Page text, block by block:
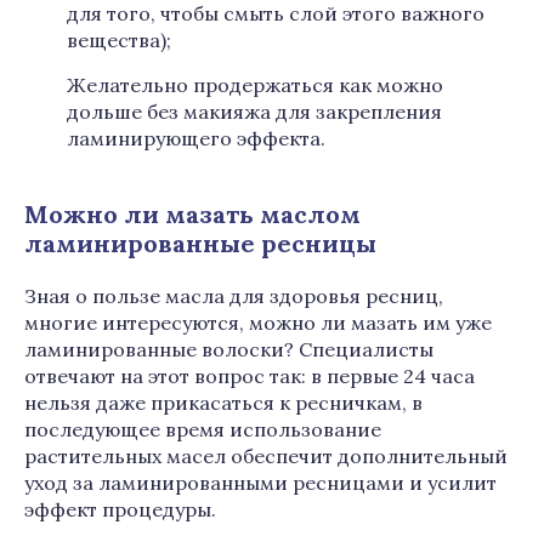
для того, чтобы смыть слой этого важного
вещества);
Желательно продержаться как можно
дольше без макияжа для закрепления
ламинирующего эффекта.
Можно ли мазать маслом
ламинированные ресницы
Зная о пользе масла для здоровья ресниц,
многие интересуются, можно ли мазать им уже
ламинированные волоски? Специалисты
отвечают на этот вопрос так: в первые 24 часа
нельзя даже прикасаться к ресничкам, в
последующее время использование
растительных масел обеспечит дополнительный
уход за ламинированными ресницами и усилит
эффект процедуры.